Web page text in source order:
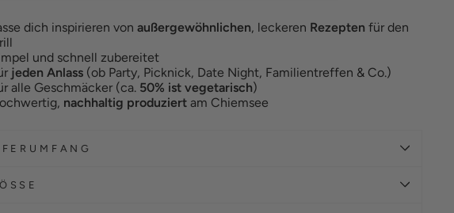
dich inspirieren von außergewöhnlichen, leckeren Rezepten für den
und schnell zubereitet
jeden Anlass (ob Party, Picknick, Date Night, Familientreffen & Co.)
alle Geschmäcker (ca. 50% ist vegetarisch)
nachhaltig produziert am Chiemsee